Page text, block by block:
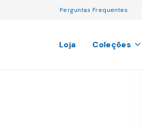
Perguntas Frequentes
Loja Coleções